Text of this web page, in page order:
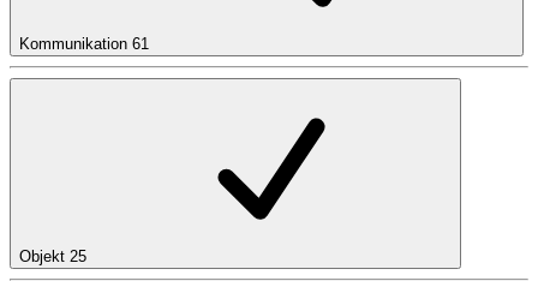
Kommunikation 61
Objekt 25